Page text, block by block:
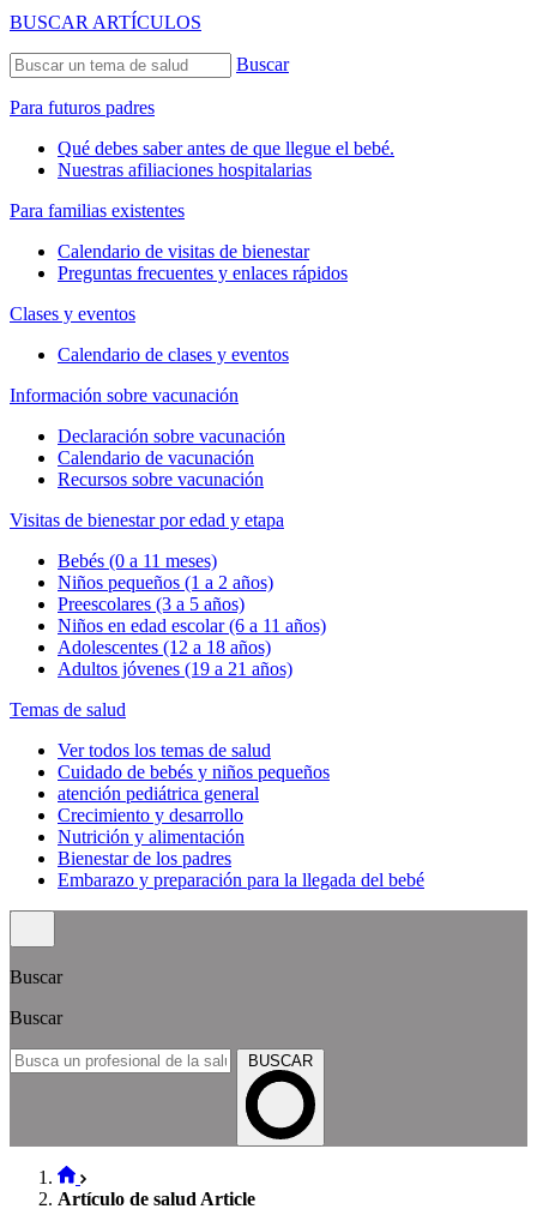
BUSCAR ARTÍCULOS
Buscar
Para futuros padres
Qué debes saber antes de que llegue el bebé.
Nuestras afiliaciones hospitalarias
Para familias existentes
Calendario de visitas de bienestar
Preguntas frecuentes y enlaces rápidos
Clases y eventos
Calendario de clases y eventos
Información sobre vacunación
Declaración sobre vacunación
Calendario de vacunación
Recursos sobre vacunación
Visitas de bienestar por edad y etapa
Bebés (0 a 11 meses)
Niños pequeños (1 a 2 años)
Preescolares (3 a 5 años)
Niños en edad escolar (6 a 11 años)
Adolescentes (12 a 18 años)
Adultos jóvenes (19 a 21 años)
Temas de salud
Ver todos los temas de salud
Cuidado de bebés y niños pequeños
atención pediátrica general
Crecimiento y desarrollo
Nutrición y alimentación
Bienestar de los padres
Embarazo y preparación para la llegada del bebé
Buscar
Buscar
BUSCAR
Artículo de salud Article